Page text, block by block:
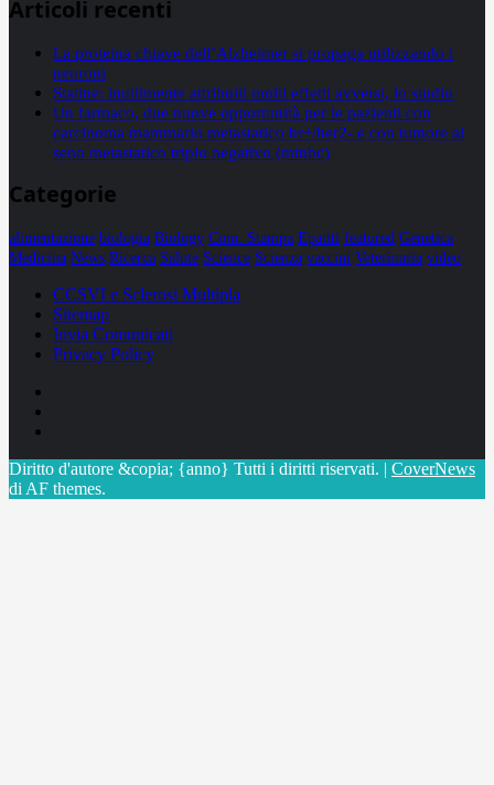
Articoli recenti
La proteina chiave dell’Alzheimer si propaga utilizzando i
neuroni
Statine: inutilmente attribuiti molti effetti avversi, lo studio
Un farmaco, due nuove opportunità per le pazienti con
carcinoma mammario metastatico hr+/her2- e con tumore al
seno metastatico triplo negativo (mtnbc)
Categorie
alimentazione biologia Biology Com. Stampa Epatiti featured Genetica
Medicina News Ricerca Salute Science Scienza vaccini Veterinaria video
CCSVI e Sclerosi Multipla
Sitemap
Invia Comunicati
Privacy Policy
Diritto d'autore &copia; {anno} Tutti i diritti riservati. | CoverNews
di AF themes.